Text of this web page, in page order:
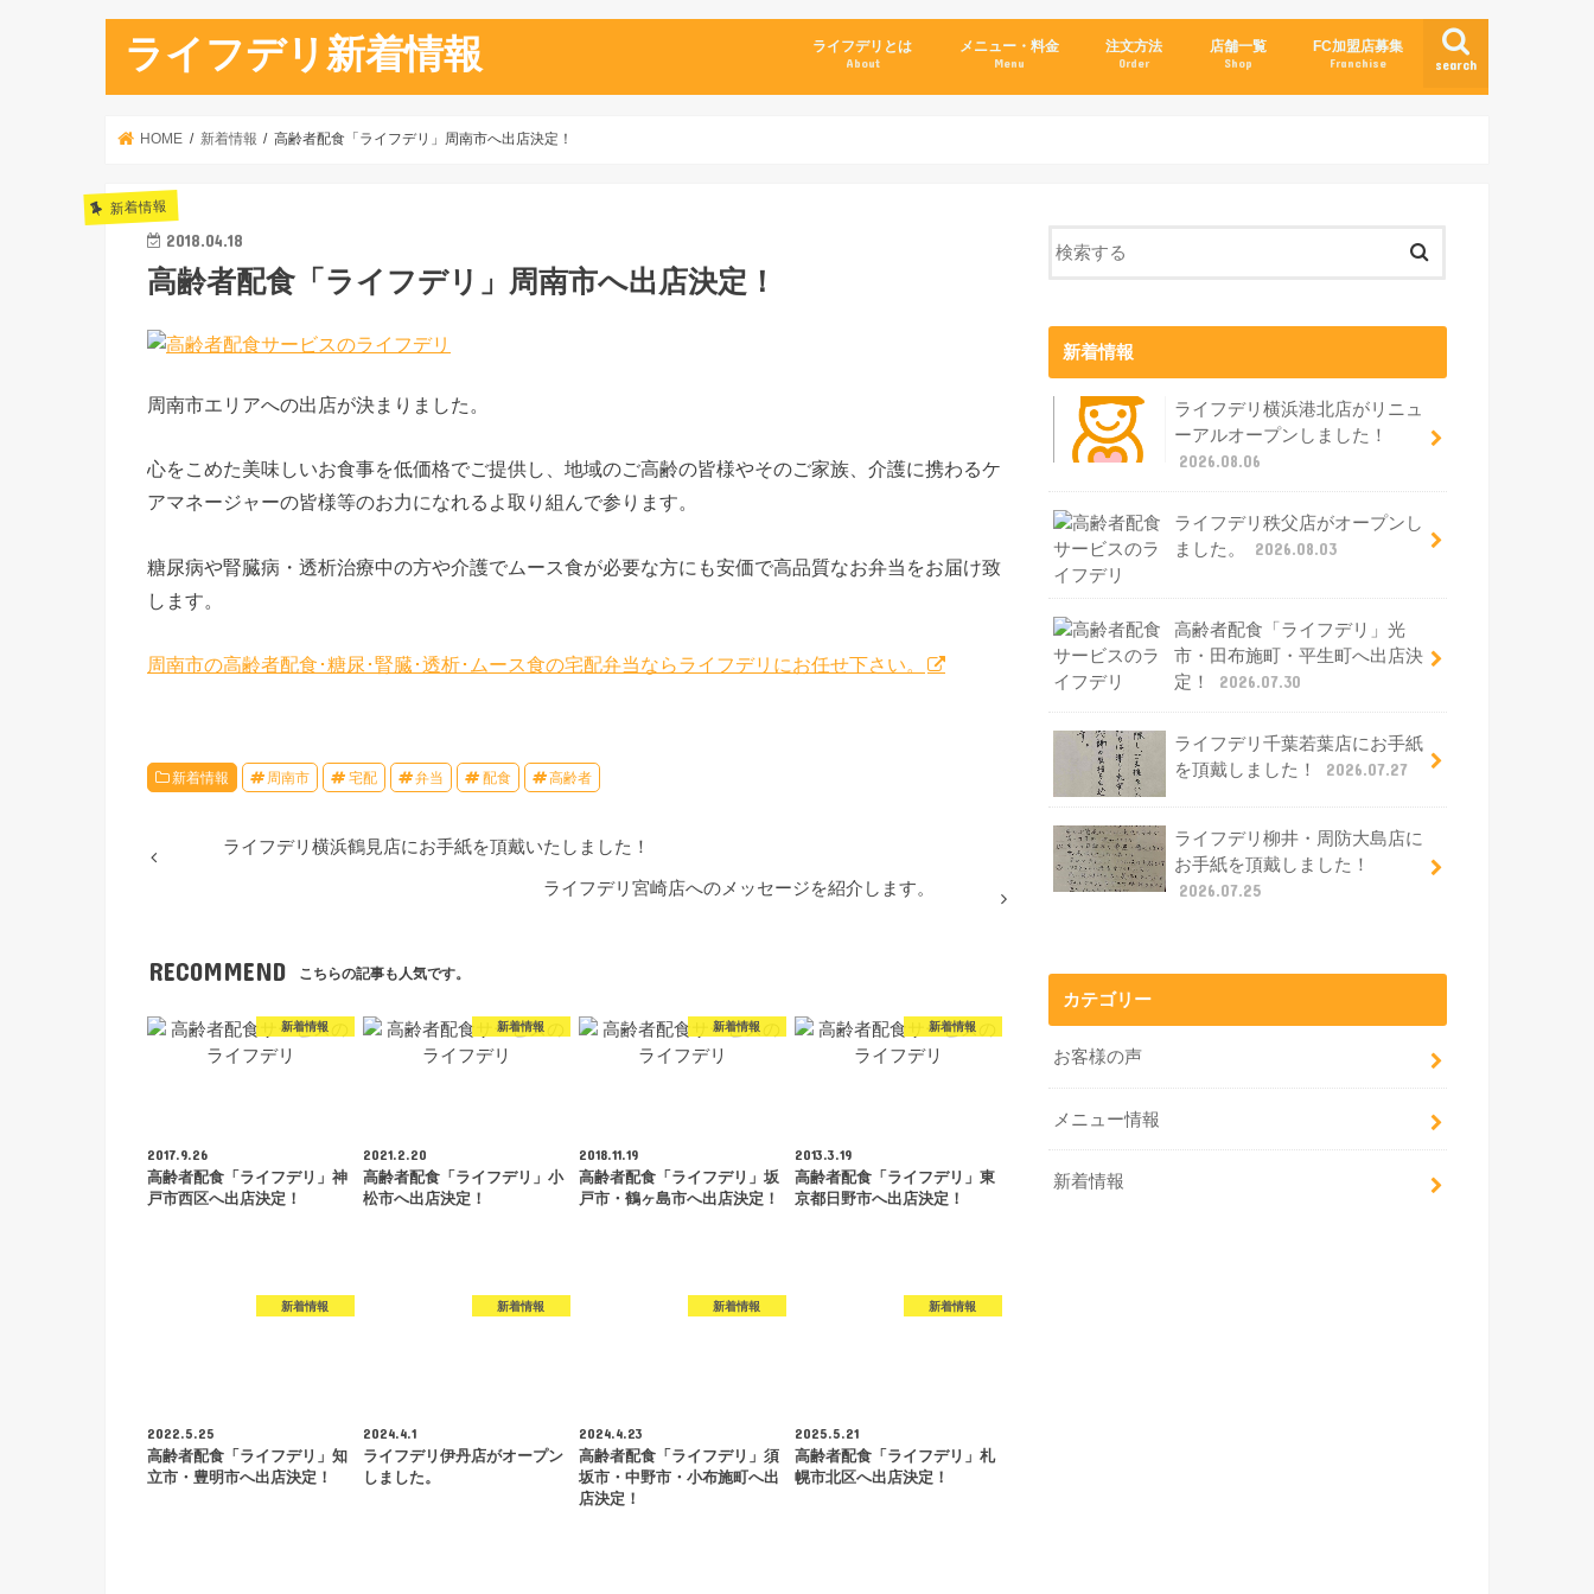
ライフデリ新着情報 search
ライフデリとは
About
メニュー・料金
Menu
注文方法
Order
店舗一覧
Shop
FC加盟店募集
Franchise
HOME 新着情報 高齢者配食「ライフデリ」周南市へ出店決定！
新着情報
2018.04.18
高齢者配食「ライフデリ」周南市へ出店決定！
周南市エリアへの出店が決まりました。
心をこめた美味しいお食事を低価格でご提供し、地域のご高齢の皆様やそのご家族、介護に携わるケ
アマネージャーの皆様等のお力になれるよ取り組んで参ります。
糖尿病や腎臓病・透析治療中の方や介護でムース食が必要な方にも安価で高品質なお弁当をお届け致
します。
周南市の高齢者配食･糖尿･腎臓･透析･ムース食の宅配弁当ならライフデリにお任せ下さい。
新着情報 周南市 宅配 弁当 配食 高齢者
ライフデリ横浜鶴見店にお手紙を頂戴いたしました！
ライフデリ宮崎店へのメッセージを紹介します。
RECOMMEND こちらの記事も人気です。
新着情報
2017.9.26
高齢者配食「ライフデリ」神
戸市西区へ出店決定！
新着情報
2021.2.20
高齢者配食「ライフデリ」小
松市へ出店決定！
新着情報
2018.11.19
高齢者配食「ライフデリ」坂
戸市・鶴ヶ島市へ出店決定！
新着情報
2013.3.19
高齢者配食「ライフデリ」東
京都日野市へ出店決定！
新着情報
2022.5.25
高齢者配食「ライフデリ」知
立市・豊明市へ出店決定！
新着情報
2024.4.1
ライフデリ伊丹店がオープン
しました。
新着情報
2024.4.23
高齢者配食「ライフデリ」須
坂市・中野市・小布施町へ出
店決定！
新着情報
2025.5.21
高齢者配食「ライフデリ」札
幌市北区へ出店決定！
新着情報
ライフデリ横浜港北店がリニュ
ーアルオープンしました！
2026.08.06
ライフデリ秩父店がオープンし
ました。
2026.08.03
高齢者配食「ライフデリ」光
市・田布施町・平生町へ出店決
定！
2026.07.30
ライフデリ千葉若葉店にお手紙
を頂戴しました！
2026.07.27
ライフデリ柳井・周防大島店に
お手紙を頂戴しました！
2026.07.25
カテゴリー
お客様の声
メニュー情報
新着情報